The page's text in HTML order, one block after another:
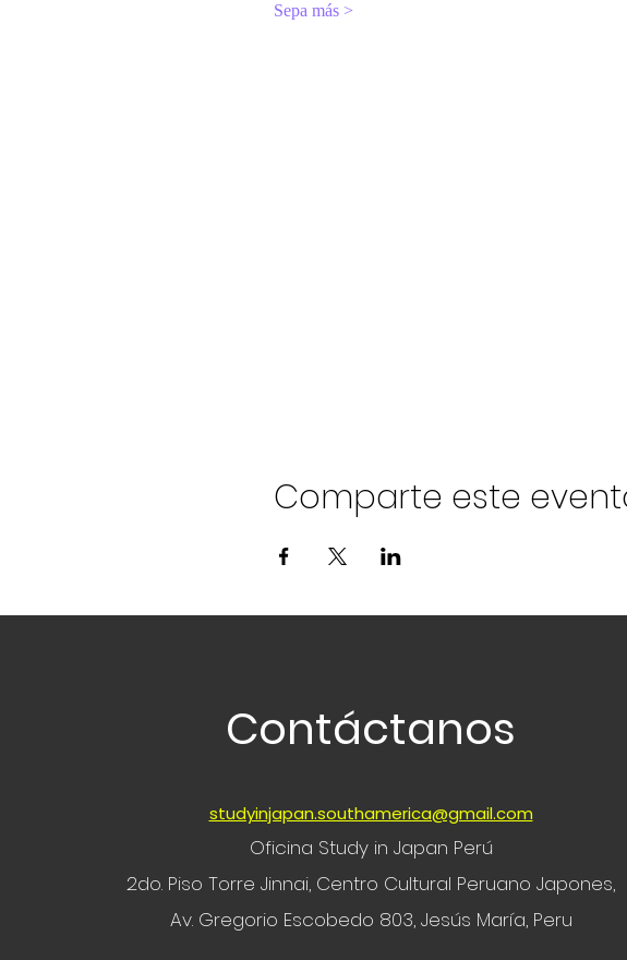
Sepa más >
Comparte este
Contáctanos
studyinjapan.southamerica@gmail.com
Oficina Study in Japan Perú
2do. Piso Torre Jinnai, Centro Cultural Peruano Japones,
Av. Gregorio Escobedo 803, Jesús María, Peru